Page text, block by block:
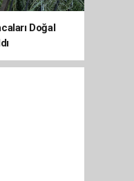
Doğal